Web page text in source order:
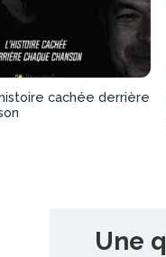
cachée derrière
Une